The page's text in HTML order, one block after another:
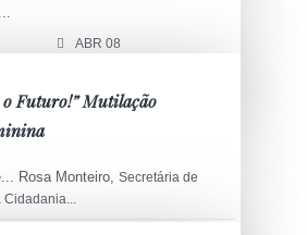
ABR 08
o Futuro!” Mutilação
Rosa Monteiro, Secretária de